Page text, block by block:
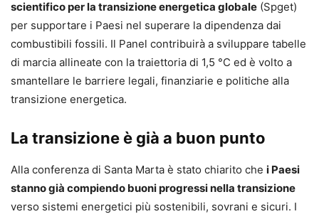
scientifico per la transizione energetica globale (Spget)
per supportare i Paesi nel superare la dipendenza dai
combustibili fossili. Il Panel contribuirà a sviluppare tabelle
di marcia allineate con la traiettoria di 1,5 °C ed è volto a
smantellare le barriere legali, finanziarie e politiche alla
transizione energetica.
La transizione è già a buon punto
Alla conferenza di Santa Marta è stato chiarito che i Paesi
stanno già compiendo buoni progressi nella transizione
verso sistemi energetici più sostenibili, sovrani e sicuri. I